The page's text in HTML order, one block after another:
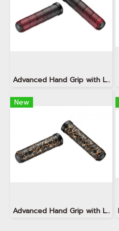
Advanced Hand Grip with Leather Touch - CC Fusion Red
New
Advanced Hand Grip with Leather Touch - Magma Orange Flame